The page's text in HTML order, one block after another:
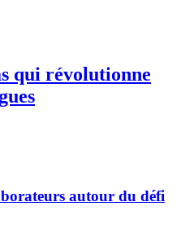
qui révolutionne
autour du défi